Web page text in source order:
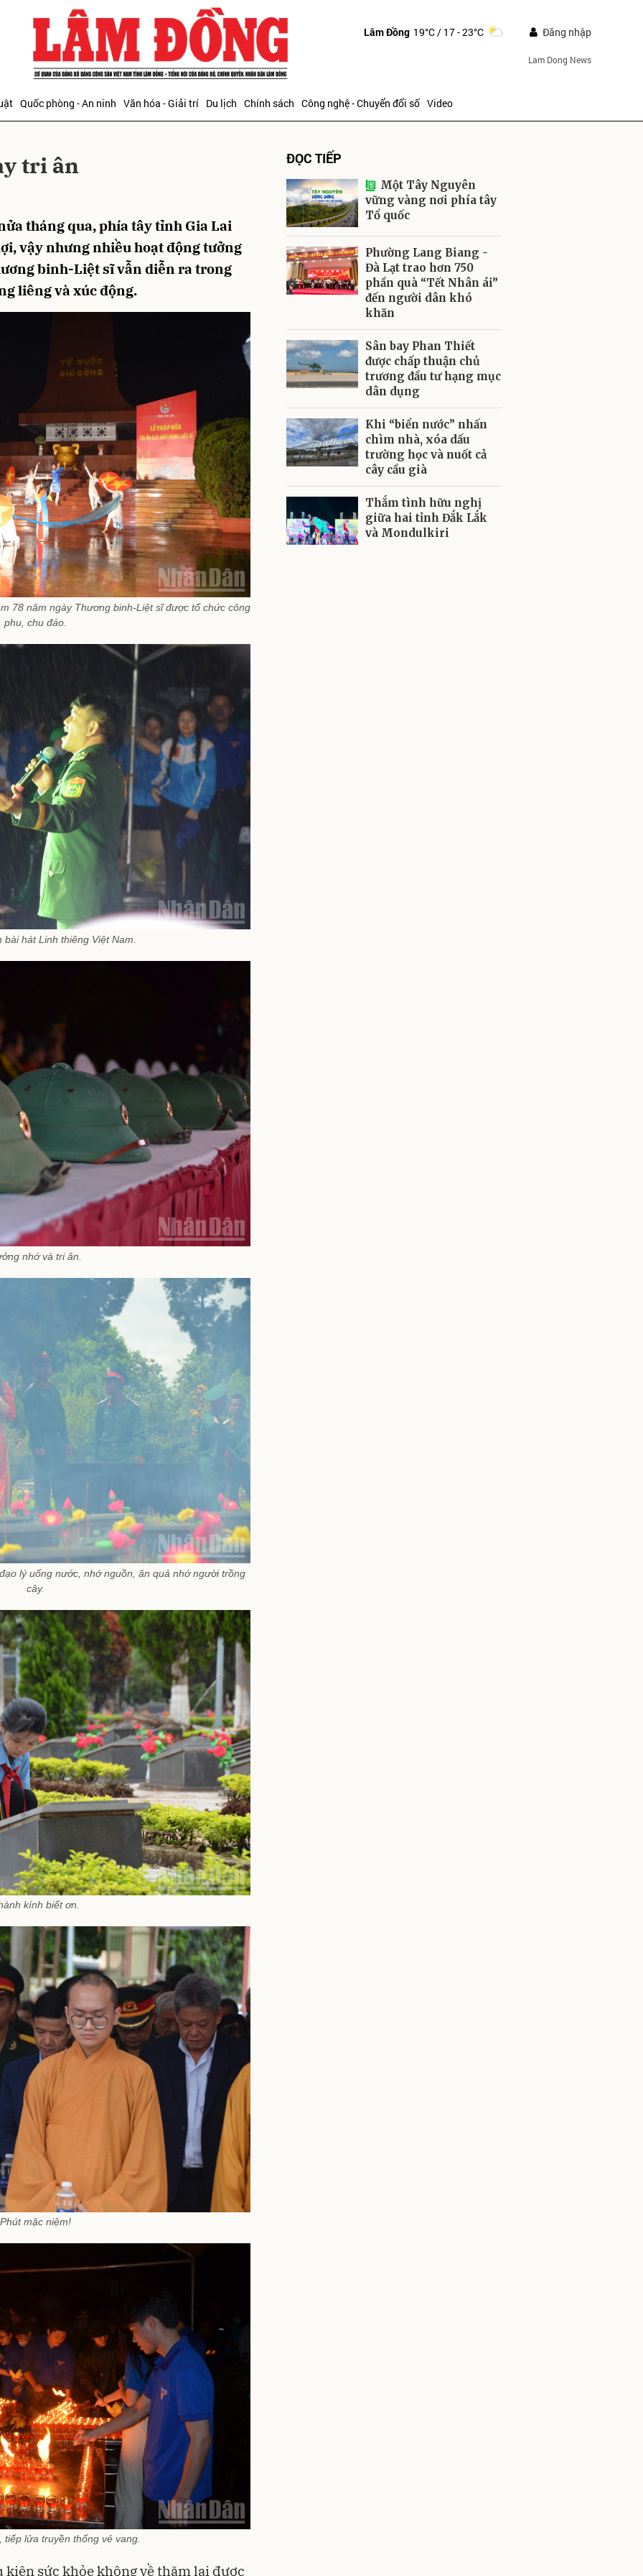
Lâm Đồng 19°C/ 17 - 23°C Đăng nhập
Lam Dong News
Quốc phòng - An ninh Văn hóa - Giải trí Du lịch Chính sách Công nghệ - Chuyển đổi số Video
tri ân
tháng qua, phía tây tỉnh Gia Lai
vậy nhưng nhiều hoạt động tưởng
binh-Liệt sĩ vẫn diễn ra trong
liêng và xúc động.
78 năm ngày Thương binh-Liệt sĩ được tổ chức công
phu, chu đáo.
bài hát Linh thiêng Việt Nam.
nhớ và tri ân.
lý uống nước, nhớ nguồn, ăn quả nhớ người trồng
cây.
kính biết ơn.
Phút mặc niệm!
tiếp lửa truyền thống vẻ vang.
sức khỏe không về thăm lại được
ĐỌC TIẾP
Một Tây Nguyên
vững vàng nơi phía tây
Tổ quốc
Phường Lang Biang -
Đà Lạt trao hơn 750
phần quà “Tết Nhân ái”
đến người dân khó
khăn
Sân bay Phan Thiết
được chấp thuận chủ
trương đầu tư hạng mục
dân dụng
Khi “biển nước” nhấn
chìm nhà, xóa dấu
trường học và nuốt cả
cây cầu già
Thắm tình hữu nghị
giữa hai tỉnh Đắk Lắk
và Mondulkiri
luận
Gửi